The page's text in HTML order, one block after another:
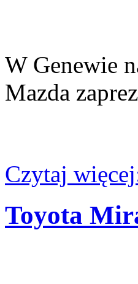
W Genewie
Mazda
Czytaj
Toyota